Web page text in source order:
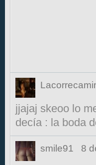
jjajaj skeoo lo
decía : la boda
smile91 8